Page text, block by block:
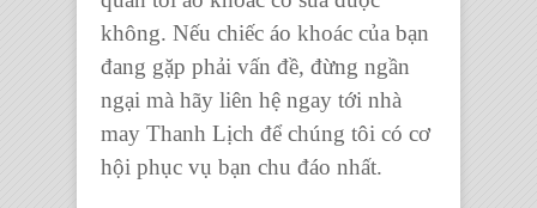
không. Nếu chiếc áo khoác của bạn
đang gặp phải vấn đề, đừng ngần
ngại mà hãy liên hệ ngay tới nhà
may Thanh Lịch để chúng tôi có cơ
hội phục vụ bạn chu đáo nhất.